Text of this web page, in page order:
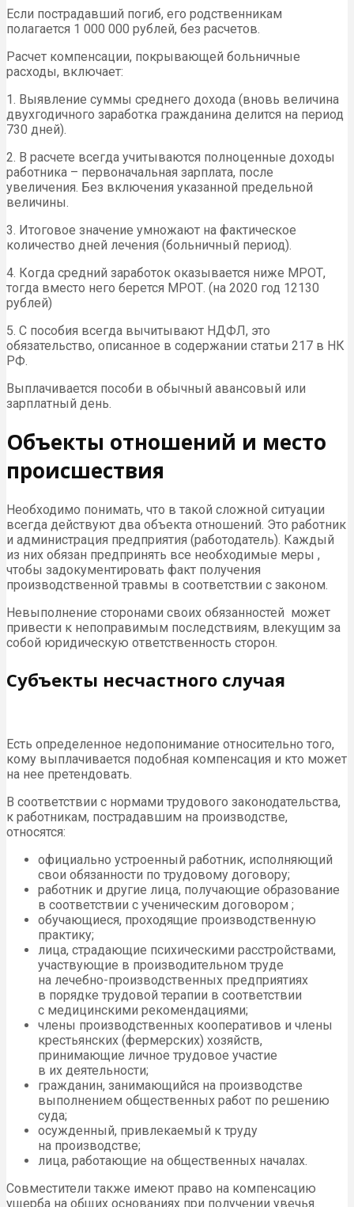
Если пострадавший погиб, его родственникам
полагается 1 000 000 рублей, без расчетов.
Расчет компенсации, покрывающей больничные
расходы, включает:
1. Выявление суммы среднего дохода (вновь величина
двухгодичного заработка гражданина делится на период
730 дней).
2. В расчете всегда учитываются полноценные доходы
работника – первоначальная зарплата, после
увеличения. Без включения указанной предельной
величины.
3. Итоговое значение умножают на фактическое
количество дней лечения (больничный период).
4. Когда средний заработок оказывается ниже МРОТ,
тогда вместо него берется МРОТ. (на 2020 год 12130
рублей)
5. С пособия всегда вычитывают НДФЛ, это
обязательство, описанное в содержании статьи 217 в НК
РФ.
Выплачивается пособи в обычный авансовый или
зарплатный день.
Объекты отношений и место
происшествия
Необходимо понимать, что в такой сложной ситуации
всегда действуют два объекта отношений. Это работник
и администрация предприятия (работодатель). Каждый
из них обязан предпринять все необходимые меры ,
чтобы задокументировать факт получения
производственной травмы в соответствии с законом.
Невыполнение сторонами своих обязанностей может
привести к непоправимым последствиям, влекущим за
собой юридическую ответственность сторон.
Субъекты несчастного случая
Есть определенное недопонимание относительно того,
кому выплачивается подобная компенсация и кто может
на нее претендовать.
В соответствии с нормами трудового законодательства,
к работникам, пострадавшим на производстве,
относятся:
официально устроенный работник, исполняющий
свои обязанности по трудовому договору;
работник и другие лица, получающие образование
в соответствии с ученическим договором ;
обучающиеся, проходящие производственную
практику;
лица, страдающие психическими расстройствами,
участвующие в производительном труде
на лечебно-производственных предприятиях
в порядке трудовой терапии в соответствии
с медицинскими рекомендациями;
члены производственных кооперативов и члены
крестьянских (фермерских) хозяйств,
принимающие личное трудовое участие
в их деятельности;
гражданин, занимающийся на производстве
выполнением общественных работ по решению
суда;
осужденный, привлекаемый к труду
на производстве;
лица, работающие на общественных началах.
Совместители также имеют право на компенсацию
ущерба на общих основаниях при получении увечья.